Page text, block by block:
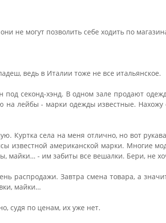
не могут позволить себе ходить по
ведь в Италии тоже не все итальянское.
секонд-хэнд. В одном зале продают
лейбы - марки одежды известные. Нахожу
Куртка села на меня отлично, но вот
известной американской марки. Многие
майки… - им забиты все вешалки. Бери, не
распродажи. Завтра смена товара, а
майки…
судя по ценам, их уже нет.